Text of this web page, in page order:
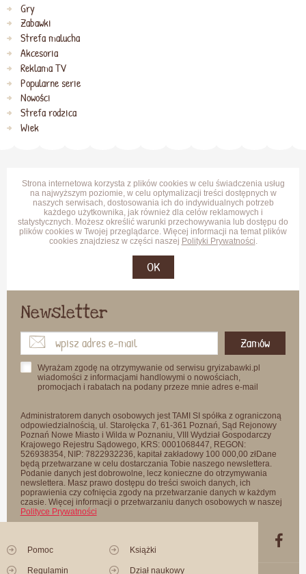
Gry
Zabawki
Strefa malucha
Akcesoria
Reklama TV
Popularne serie
Nowości
Strefa rodzica
Wiek
Strona internetowa korzysta z plików cookies w celu świadczenia usług
na najwyższym poziomie, w celu optymalizacji treści dostępnych w
naszych serwisach, dostosowania ich do indywidualnych potrzeb
każdego użytkownika, jak również dla celów reklamowych i
statystycznych. Możesz określić warunki przechowywania lub dostępu do
plików cookies w Twojej przeglądarce. Więcej informacji na temat plików
cookies znajdziesz w części naszej Polityki Prywatności.
OK
Newsletter
Zamów
Wyrażam zgodę na otrzymywanie od serwisu gryizabawki.pl
wiadomości z informacjami handlowymi o nowościach,
promocjach i rabatach na podany przeze mnie adres e-mail
Administratorem danych osobowych jest TAMI SI spółka z ograniczoną
odpowiedzialnością, ul. Starołęcka 7, 61-361 Poznań, Sąd Rejonowy
Poznań Nowe Miasto i Wilda w Poznaniu, VIII Wydział Gospodarczy
Krajowego Rejestru Sądowego, KRS: 0001068447, REGON:
526938354, NIP: 7822932236, kapitał zakładowy 100 000,00 złDane
będą przetwarzane w celu dostarczania Tobie naszego newslettera.
Podanie danych jest dobrowolne, lecz konieczne do otrzymywania
newslettera. Masz prawo dostępu do treści swoich danych, ich
poprawienia czy cofnięcia zgody na przetwarzanie danych w każdym
czasie. Więcej informacji o przetwarzaniu danych osobowych w naszej
Polityce Prywatności
Pomoc
Regulamin
Książki
Dział naukowy